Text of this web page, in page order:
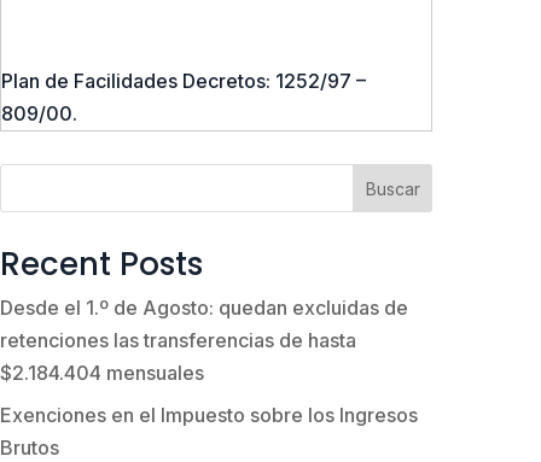
Plan de Facilidades Decretos: 1252/97 –
809/00.
Buscar
Recent Posts
Desde el 1.º de Agosto: quedan excluidas de
retenciones las transferencias de hasta
$2.184.404 mensuales
Exenciones en el Impuesto sobre los Ingresos
Brutos